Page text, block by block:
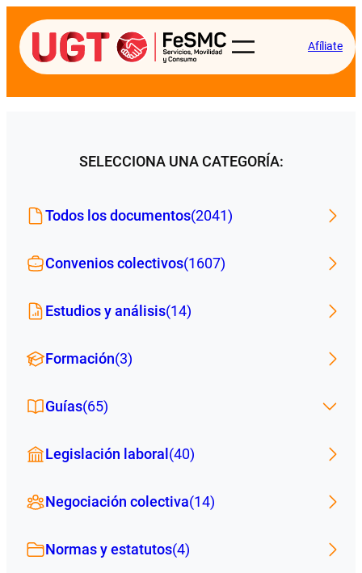
Afíliate
SELECCIONA UNA CATEGORÍA:
Todos los documentos(2041)
Convenios colectivos(1607)
Estudios y análisis(14)
Formación(3)
Guías(65)
Legislación laboral (40)
Negociación colectiva(14)
Normas y estatutos(4)